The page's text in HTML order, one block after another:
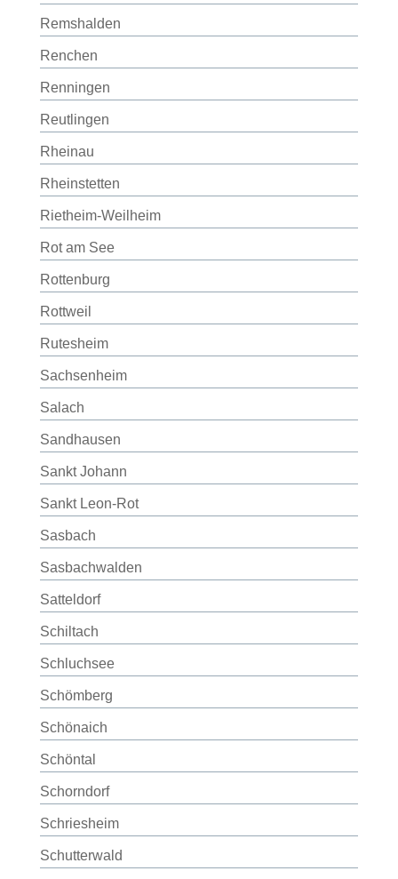
Remshalden
Renchen
Renningen
Reutlingen
Rheinau
Rheinstetten
Rietheim-Weilheim
Rot am See
Rottenburg
Rottweil
Rutesheim
Sachsenheim
Salach
Sandhausen
Sankt Johann
Sankt Leon-Rot
Sasbach
Sasbachwalden
Satteldorf
Schiltach
Schluchsee
Schömberg
Schönaich
Schöntal
Schorndorf
Schriesheim
Schutterwald